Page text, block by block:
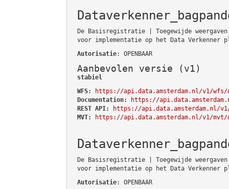
De Basisregistratie | Toegewijde
voor implementatie op het Data Verkenner
Autorisatie: OPENBAAR
Aanbevolen versie (v1)
stabiel
WFS:
https://api.data.amsterdam.nl/v1/wfs/
Documentation:
https://
REST API:
https://api.data.amsterdam.nl/v1/
MVT:
https://api.data.amsterdam.nl/v1/mvt/
De Basisregistratie | Toegewijde
voor implementatie op het Data Verkenner
Autorisatie: OPENBAAR